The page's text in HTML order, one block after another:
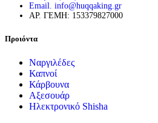
Email. info@huqqaking.gr
ΑΡ. ΓΕΜΗ: 153379827000
Προιόντα
Ναργιλέδες
Καπνοί
Κάρβουνα
Αξεσουάρ
Ηλεκτρονικό Shisha